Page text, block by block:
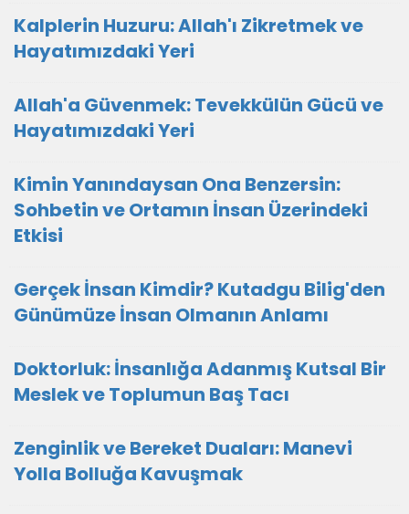
Kalplerin Huzuru: Allah'ı Zikretmek ve
Hayatımızdaki Yeri
Allah'a Güvenmek: Tevekkülün Gücü ve
Hayatımızdaki Yeri
Kimin Yanındaysan Ona Benzersin:
Sohbetin ve Ortamın İnsan Üzerindeki
Etkisi
Gerçek İnsan Kimdir? Kutadgu Bilig'den
Günümüze İnsan Olmanın Anlamı
Doktorluk: İnsanlığa Adanmış Kutsal Bir
Meslek ve Toplumun Baş Tacı
Zenginlik ve Bereket Duaları: Manevi
Yolla Bolluğa Kavuşmak